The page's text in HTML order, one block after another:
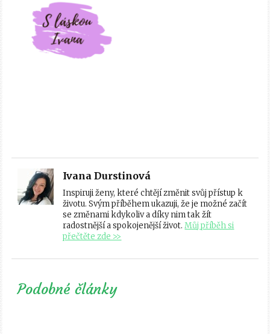
Ivana Durstinová
Inspiruji ženy, které chtějí změnit svůj přístup k
životu. Svým příběhem ukazuji, že je možné začít
se změnami kdykoliv a díky nim tak žít
radostnější a spokojenější život.Můj příběh si
přečtěte zde >>
Podobné články